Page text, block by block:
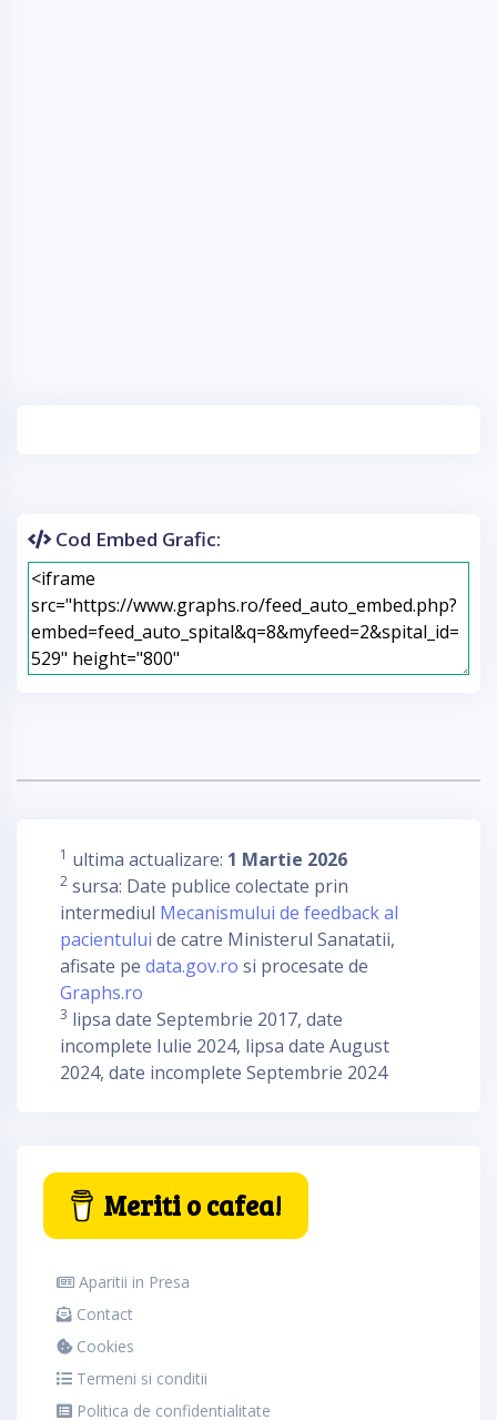
Cod Embed Grafic:
1 ultima actualizare: 1 Martie 2026
2 sursa: Date publice colectate prin
intermediul Mecanismului de feedback al
pacientului de catre Ministerul Sanatatii,
afisate pe data.gov.ro si procesate de
Graphs.ro
3 lipsa date Septembrie 2017, date
incomplete Iulie 2024, lipsa date August
2024, date incomplete Septembrie 2024
Meriti o cafea!
Aparitii in Presa
Contact
Cookies
Termeni si conditii
Politica de confidentialitate